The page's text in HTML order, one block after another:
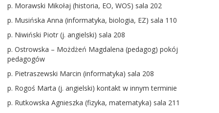
p. Morawski Mikołaj (historia, EO, WOS) sala 202
p. Musińska Anna (informatyka, biologia, EZ) sala 110
p. Niwiński Piotr (j. angielski) sala 208
p. Ostrowska – Możdżeń Magdalena (pedagog) pokój
pedagogów
p. Pietraszewski Marcin (informatyka) sala 208
p. Rogoś Marta (j. angielski) kontakt w innym terminie
p. Rutkowska Agnieszka (fizyka, matematyka) sala 211